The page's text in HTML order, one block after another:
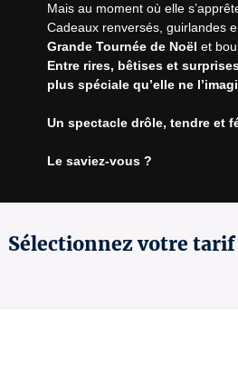
Mais au moment où elle
Cadeaux renversés, guirlandes
Grande Tournée de Noël
Entre rires, bêtises et
plus spéciale qu’elle ne
Un spectacle drôle, tendre et
Le saviez-vous ?
vos questions.
Sélectionnez votre tarif